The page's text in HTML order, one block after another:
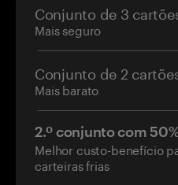
Conjunto de 3
Mais seguro
Conjunto de 2
Mais barato
2.º conjunto com
Melhor custo-benefício
carteiras frias